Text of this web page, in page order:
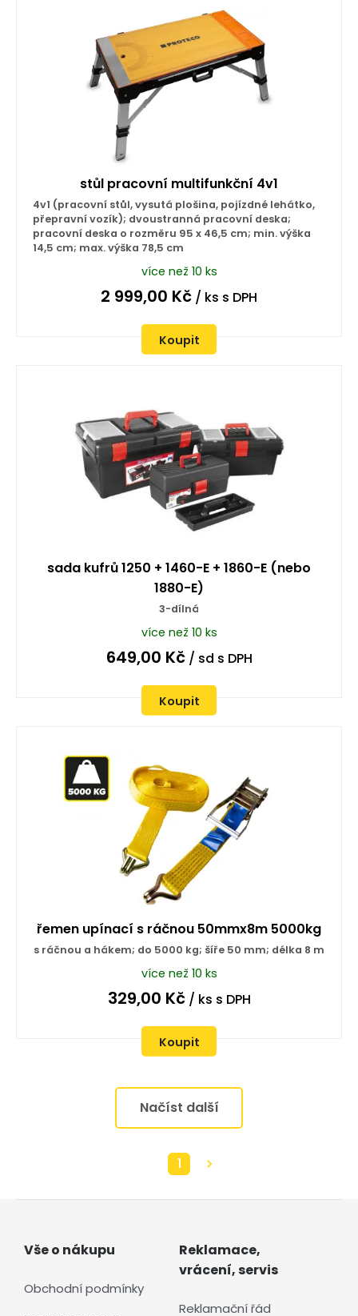
stůl pracovní multifunkční 4v1
4v1 (pracovní stůl, vysutá plošina, pojízdné lehátko,
přepravní vozík); dvoustranná pracovní deska;
pracovní deska o rozměru 95 x 46,5 cm; min. výška
14,5 cm; max. výška 78,5 cm
více než 10 ks
2 999,00 Kč / ks s DPH
Koupit
sada kufrů 1250 + 1460-E + 1860-E (nebo
1880-E)
3-dílná
více než 10 ks
649,00 Kč/ sd s DPH
Koupit
řemen upínací s ráčnou 50mmx8m 5000kg
s ráčnou a hákem; do 5000 kg; šíře 50 mm; délka 8 m
více než 10 ks
329,00 Kč/ ks s DPH
Koupit
Načíst další
1
Vše o nákupu
Obchodní podmínky
Reklamace,
vrácení, servis
Reklamační řád